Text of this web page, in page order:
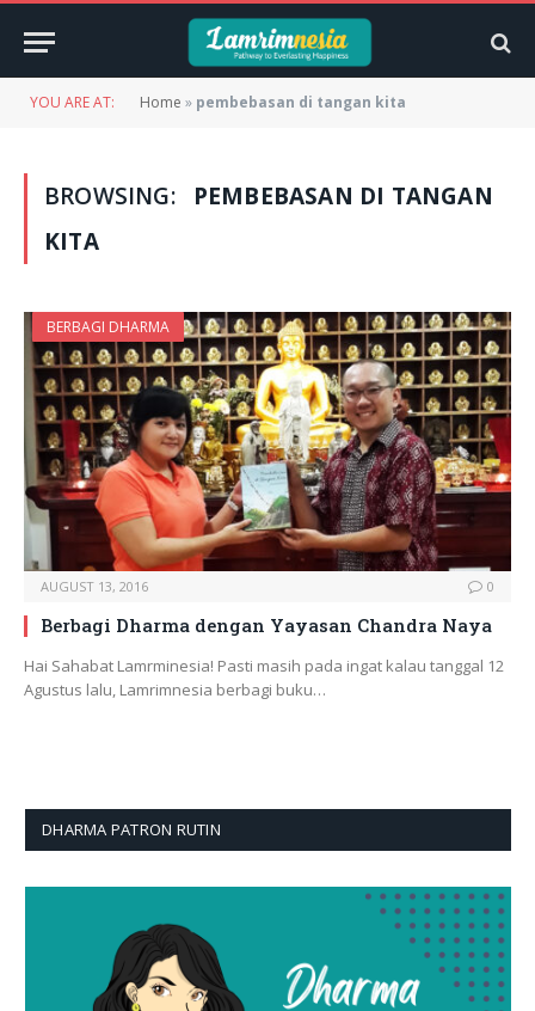
YOU ARE AT: Home » pembebasan di tangan kita
BROWSING:
PEMBEBASAN DI TANGAN
KITA
BERBAGI DHARMA
AUGUST 13, 2016 0
Berbagi Dharma dengan Yayasan Chandra Naya
Hai Sahabat Lamrminesia! Pasti masih pada ingat kalau tanggal 12
Agustus lalu, Lamrimnesia berbagi buku…
DHARMA PATRON RUTIN